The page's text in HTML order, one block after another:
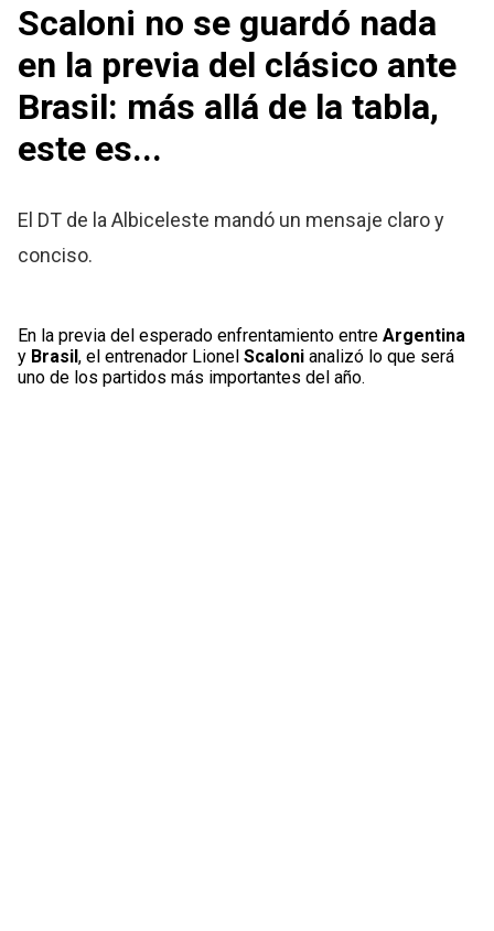
Scaloni no se guardó nada
en la previa del clásico ante
Brasil: más allá de la tabla,
este es...
El DT de la Albiceleste mandó un mensaje claro y
conciso.
En la previa del esperado enfrentamiento entre Argentina
y Brasil, el entrenador Lionel Scaloni analizó lo que será
uno de los partidos más importantes del año.